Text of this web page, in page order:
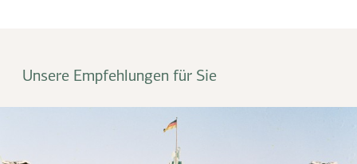
Unsere Empfehlungen für Sie